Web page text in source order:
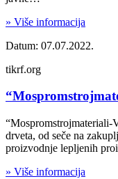
» Više informacija
Datum: 07.07.2022.
tikrf.org
“Mospromstrojmateriali-
drveta, od seče na
proizvodnje lepljenih
» Više informacija